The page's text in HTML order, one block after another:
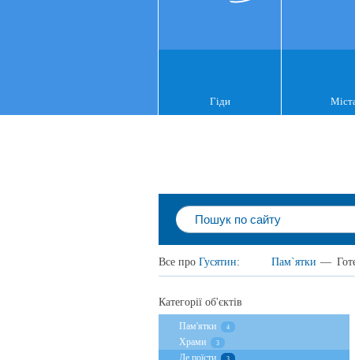
Гіди
Все про Гусятин: Пам`ятки —
Категорії об'єктів
Пам'ятки 4
Храми 3
Де поїсти